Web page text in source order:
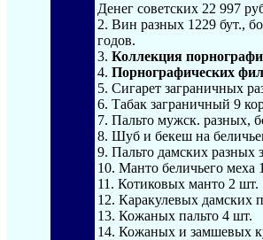
Денег советских 22 997
2. Вин разных 1229 бут.,
годов.
3. Коллекция
4. Порнографических
5. Сигарет заграничных
6. Табак заграничный 9
7. Пальто мужск. разных,
8. Шуб и бекеш на
9. Пальто дамских разных
10. Манто беличьего меха
11. Котиковых манто 2 шт.
12. Каракулевых дамских
13. Кожаных пальто 4 шт.
14. Кожаных и замшевых